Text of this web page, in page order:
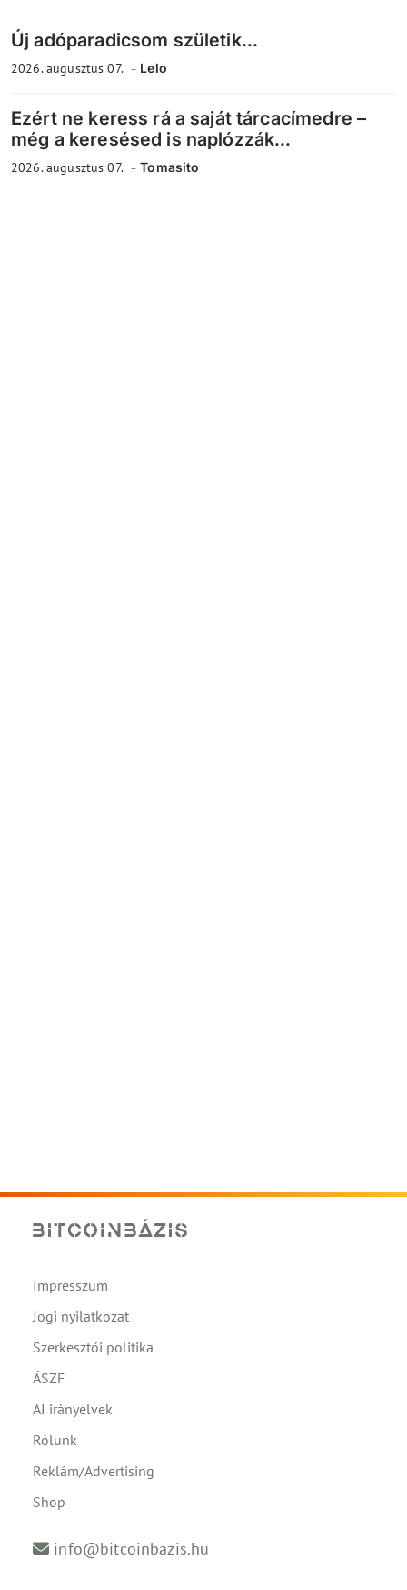
Új adóparadicsom születik...
2026. augusztus 07. Lelo
Ezért ne keress rá a saját tárcacímedre –
még a keresésed is naplózzák...
2026. augusztus 07. Tomasito
Impresszum
Jogi nyilatkozat
Szerkesztői politika
ÁSZF
AI irányelvek
Rólunk
Reklám/Advertising
Shop
info@bitcoinbazis.hu